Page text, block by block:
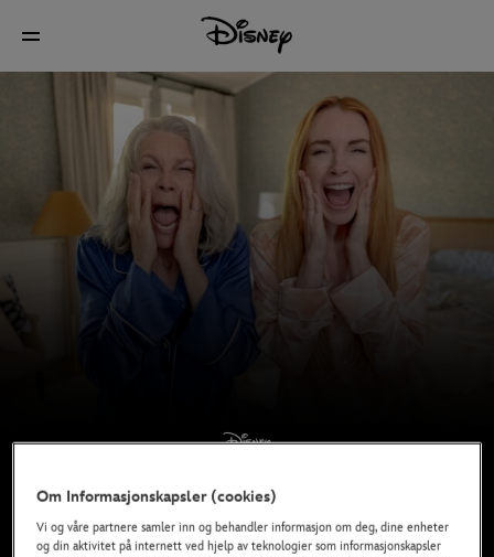
Nå tilgjengelig på Disney+*, DVD, Blu-Ray og
digitalt
Om Informasjonskapsler (cookies)
Vi og våre partnere samler inn og behandler informasjon om deg, dine enheter
og din aktivitet på internett ved hjelp av teknologier som informasjonskapsler